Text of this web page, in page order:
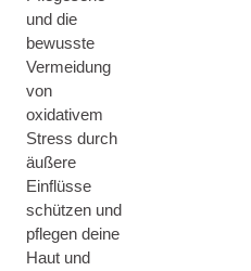
und die
bewusste
Vermeidung
von
oxidativem
Stress durch
äußere
Einflüsse
schützen und
pflegen deine
Haut und